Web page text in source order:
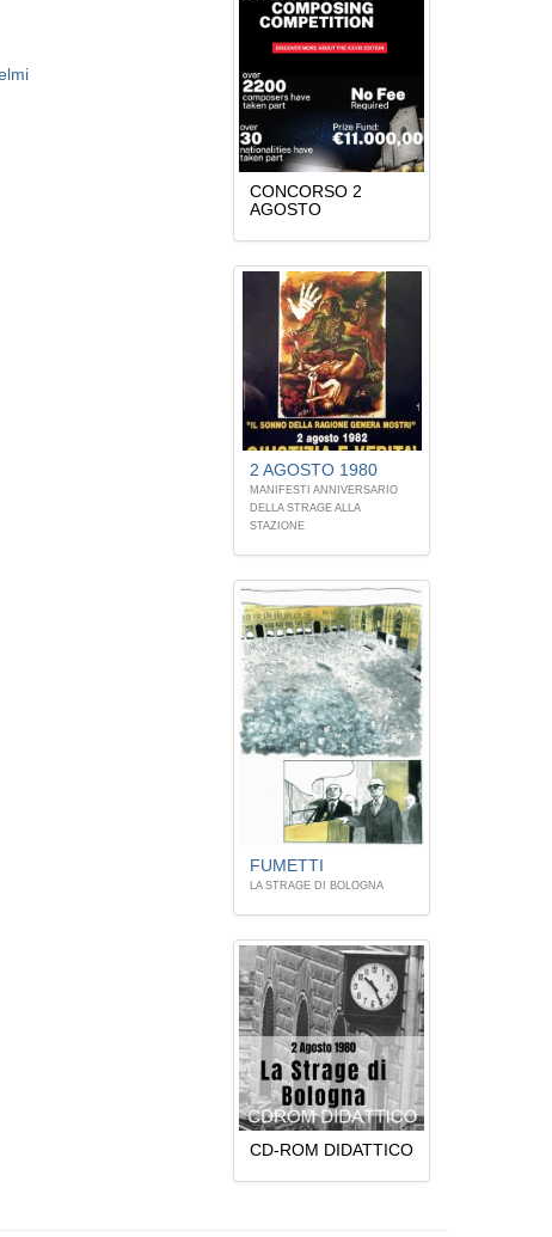
CONCORSO 2
AGOSTO
2 AGOSTO 1980
MANIFESTI ANNIVERSARIO
DELLA STRAGE ALLA
STAZIONE
FUMETTI
LA STRAGE DI BOLOGNA
CD-ROM DIDATTICO